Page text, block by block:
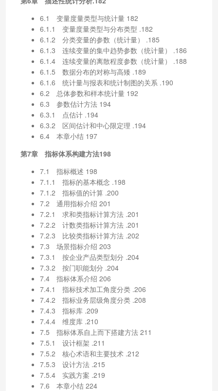
6.1 变量度量类型与统计量 182
6.1.1 变量度量类型与分布类型 .182
6.1.2 分类变量的参数（统计量） .185
6.1.3 连续变量的集中趋势参数（统计量） .186
6.1.4 连续变量的离散程度参数（统计量） .188
6.1.5 数据分布的对称与高矮 .189
6.1.6 统计量与报表和统计制图的关系 .190
6.2 总体参数和样本统计量 192
6.3 参数估计方法 194
6.3.1 点估计 .194
6.3.2 区间估计和中心限定理 .194
6.4 本章小结 197
第7章 指标体系构建方法198
7.1 指标概述 198
7.1.1 指标的基本概念 .198
7.1.2 指标值的计算 .200
7.2 通用指标介绍 201
7.2.1 求和类指标计算方法 .201
7.2.2 计数类指标计算方法 .201
7.2.3 比较类指标计算方法 .202
7.3 场景指标介绍 203
7.3.1 按企业产品类型划分 .204
7.3.2 按门职能划分 .204
7.4 指标体系介绍 206
7.4.1 指标技术加工角度分类 .206
7.4.2 指标业务层级角度分类 .208
7.4.3 指标库 .209
7.4.4 维度库 .210
7.5 指标体系自上而下搭建方法 211
7.5.1 设计框架 .211
7.5.2 核心术语和主要技术 .212
7.5.3 设计方法 .215
7.5.4 实践方案 .219
7.6 本章小结 224